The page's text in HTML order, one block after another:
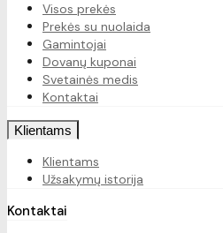
Visos prekės
Prekės su nuolaida
Gamintojai
Dovanų kuponai
Svetainės medis
Kontaktai
Klientams
Klientams
Užsakymų istorija
Kontaktai